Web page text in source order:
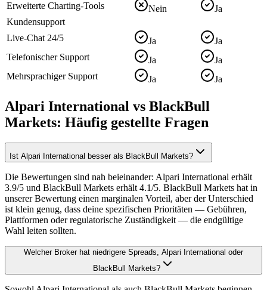
Erweiterte Charting-Tools Nein
Ja
Kundensupport
Live-Chat 24/5
Ja
Ja
Telefonischer Support
Ja
Ja
Mehrsprachiger Support
Ja Ja
Alpari International vs BlackBull
Markets: Häufig gestellte Fragen
Ist Alpari International besser als BlackBull Markets?
Die Bewertungen sind nah beieinander: Alpari International erhält
3.9/5 und BlackBull Markets erhält 4.1/5. BlackBull Markets hat in
unserer Bewertung einen marginalen Vorteil, aber der Unterschied
ist klein genug, dass deine spezifischen Prioritäten — Gebühren,
Plattformen oder regulatorische Zuständigkeit — die endgültige
Wahl leiten sollten.
Welcher Broker hat niedrigere Spreads, Alpari International oder
BlackBull Markets?